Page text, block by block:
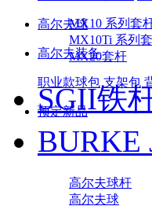
高尔夫球
高尔夫装备
职业款球包 支架包
预定新品
MX10 系列套
MX10Ti 系列
MX20套杆
SGII铁
BURKE
高尔夫球杆
高尔夫球